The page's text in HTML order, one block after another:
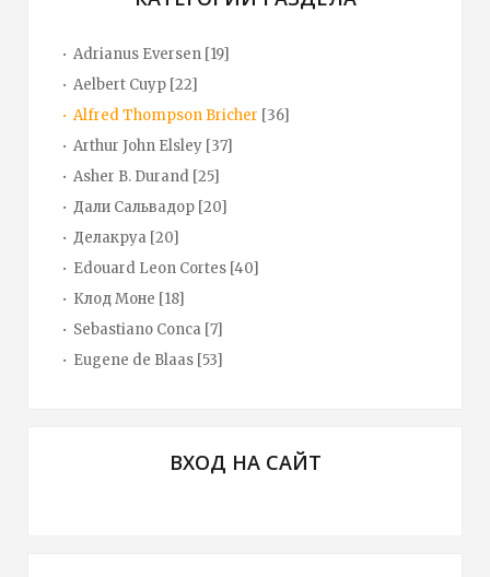
Adrianus Eversen [19]
Aelbert Cuyp [22]
Alfred Thompson Bricher [36]
Arthur John Elsley [37]
Asher B. Durand [25]
Дали Сальвадор [20]
Делакруа [20]
Edouard Leon Cortes [40]
Клод Моне [18]
Sebastiano Conca [7]
Eugene de Blaas [53]
ВХОД НА САЙТ